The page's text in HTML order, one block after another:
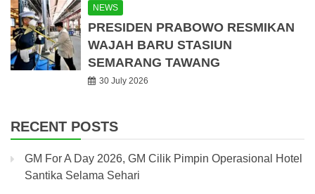
NEWS
PRESIDEN PRABOWO RESMIKAN
WAJAH BARU STASIUN
SEMARANG TAWANG
30 July 2026
RECENT POSTS
GM For A Day 2026, GM Cilik Pimpin Operasional Hotel
Santika Selama Sehari